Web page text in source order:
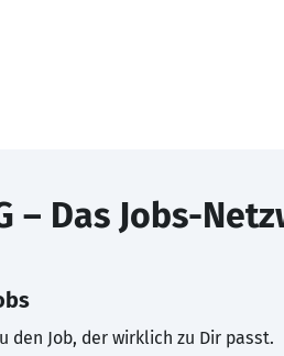
– Das Jobs-
den Job, der wirklich zu Dir passt.